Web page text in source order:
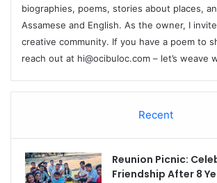
biographies, poems, stories about places,
Assamese and English. As the owner, I
creative community. If you have a poem to
reach out at hi@ocibuloc.com – let’s weave
Recent
Reunion Picnic:
Friendship After 8